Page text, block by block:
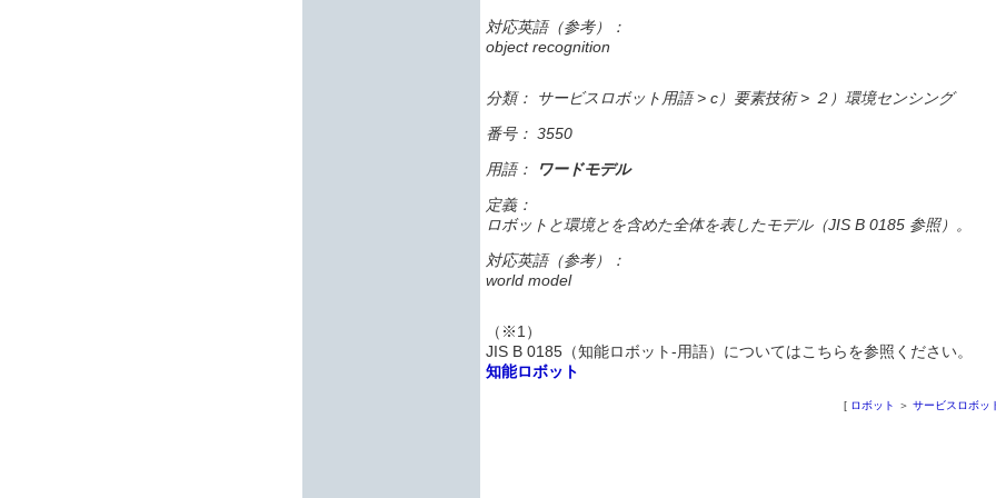
対応英語（参考）：
object recognition
分類： サービスロボット用語 > c）要素技術 > ２）環境センシング
番号： 3550
用語：
ワードモデル
定義：
ロボットと環境とを含めた全体を表したモデル（JIS B 0185 参照）。
対応英語（参考）：
world model
（※1）
JIS B 0185（知能ロボット-用語）についてはこちらを参照ください。
知能ロボット
[ ロボット ＞ サービスロボッ